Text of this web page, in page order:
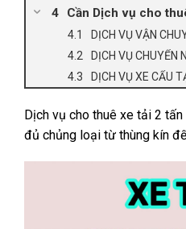
Cần Dịch vụ cho
DỊCH VỤ VẬN
DỊCH VỤ CHUYỂN
DỊCH VỤ XE CẨU
Dịch vụ cho thuê xe tải 2
đủ chủng loại từ thùng kín